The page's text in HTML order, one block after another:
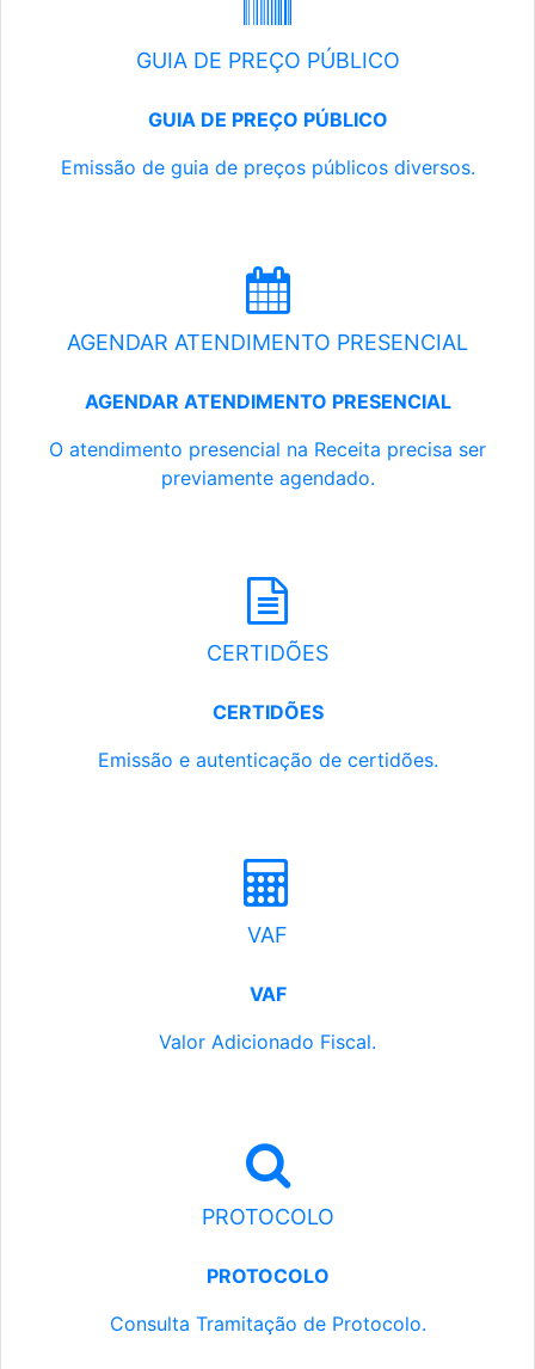
GUIA DE PREÇO PÚBLICO
GUIA DE PREÇO PÚBLICO
Emissão de guia de preços públicos diversos.
AGENDAR ATENDIMENTO PRESENCIAL
AGENDAR ATENDIMENTO PRESENCIAL
O atendimento presencial na Receita precisa ser
previamente agendado.
CERTIDÕES
CERTIDÕES
Emissão e autenticação de certidões.
VAF
VAF
Valor Adicionado Fiscal.
PROTOCOLO
PROTOCOLO
Consulta Tramitação de Protocolo.